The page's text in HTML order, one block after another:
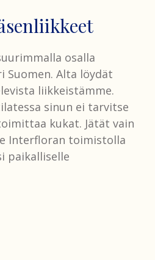
osalla
Suomen. Alta löydät
liikkeistämme.
sinun ei tarvitse
kukat. Jätät vain
Interfloran toimistolla
paikalliselle